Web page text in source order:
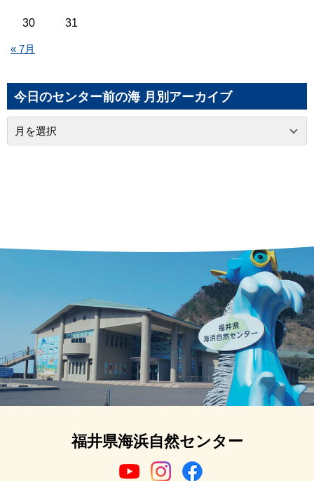
« 7月
30 31
今日のセンター前の海 月別アーカイブ
福井県海浜自然センター